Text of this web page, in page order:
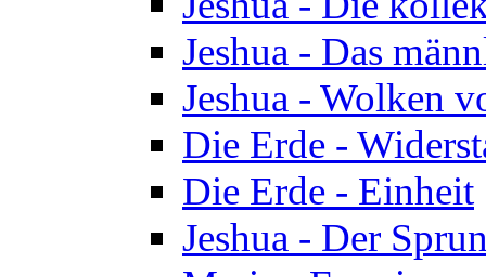
Jeshua - Das
Jeshua - Wolken
Die Erde -
Die Erde - Einheit
Jeshua - Der